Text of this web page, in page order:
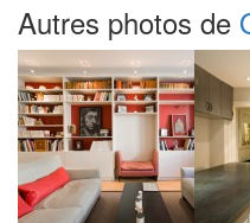
Autres photos de